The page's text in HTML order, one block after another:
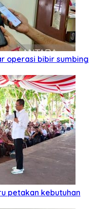
operasi bibir sumbing
petakan kebutuhan